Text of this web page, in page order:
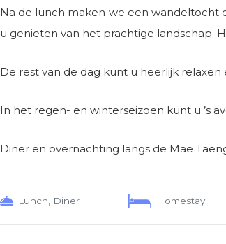
Na de lunch maken we een wandeltocht
u genieten van het prachtige landschap.
De rest van de dag kunt u heerlijk
In het regen- en winterseizoen kunt u ’s
Diner en overnachting langs de Mae
Lunch, Diner Homestay